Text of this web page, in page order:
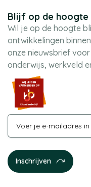
Blijf op de hoogte
Wil je op de hoogte
ontwikkelingen
onze nieuwsbrief
onderwijs, werkveld